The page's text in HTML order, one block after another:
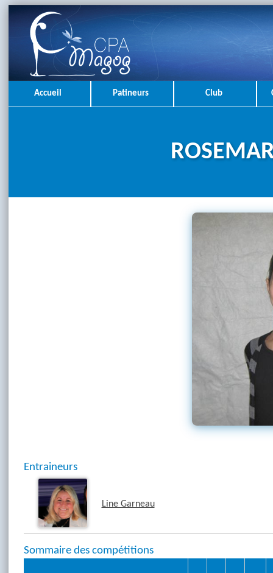
Accueil Patineurs Club
Entraineurs
Line Garneau
Sommaire des compétitions